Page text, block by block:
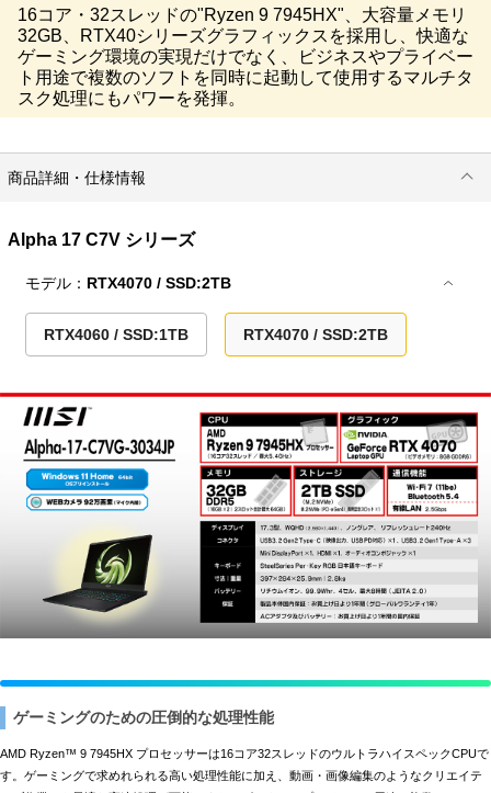
16コア・32スレッドの"Ryzen 9 7945HX"、大容量メモリ
32GB、RTX40シリーズグラフィックスを採用し、快適な
ゲーミング環境の実現だけでなく、ビジネスやプライベー
ト用途で複数のソフトを同時に起動して使用するマルチタ
スク処理にもパワーを発揮。
商品詳細・仕様情報
Alpha 17 C7V シリーズ
モデル： RTX4070 / SSD:2TB
RTX4060 / SSD:1TB RTX4070 / SSD:2TB
ゲーミングのための圧倒的な処理性能
AMD Ryzen™ 9 7945HX プロセッサーは16コア32スレッドのウルトラハイスペックCPUで
す。ゲーミングで求めれられる高い処理性能に加え、動画・画像編集のようなクリエイテ